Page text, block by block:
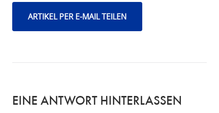
ARTIKEL PER E-MAIL TEILEN
EINE ANTWORT HINTERLASSEN